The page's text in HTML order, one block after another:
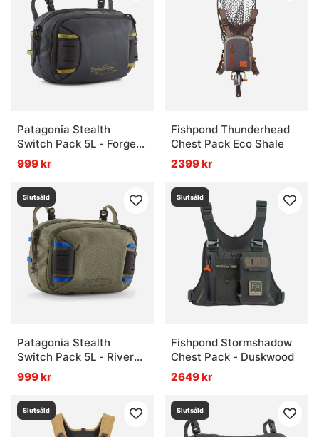
Patagonia Stealth
Switch Pack 5L - Forge
Grey
999 kr
Fishpond Thunderhead
Chest Pack Eco Shale
2399 kr
Slutsåld
Patagonia Stealth
Switch Pack 5L - River
Rock Green
999 kr
Slutsåld
Fishpond Stormshadow
Chest Pack - Duskwood
2649 kr
Slutsåld Slutsåld